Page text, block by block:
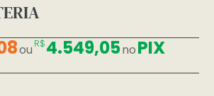
ou R$4.549,05noPIX